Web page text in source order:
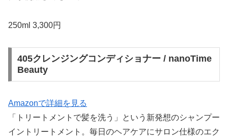
250ml 3,300円
405クレンジングコンディショナー / nanoTime
Beauty
Amazonで詳細を見る
「トリートメントで髪を洗う」という新発想のシャンプー
イントリートメント。毎日のヘアケアにサロン仕様のエク